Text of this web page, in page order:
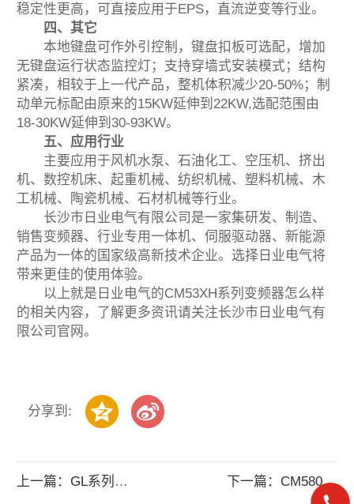
稳定性更高，可直接应用于EPS，直流逆变等行业。
四、其它
本地键盘可作外引控制，键盘扣板可选配，增加
无键盘运行状态监控灯；支持穿墙式安装模式；结构
紧凑，相较于上一代产品，整机体积减少20-50%；制
动单元标配由原来的15KW延伸到22KW,选配范围由
18-30KW延伸到30-93KW。
五、应用行业
主要应用于风机水泵、石油化工、空压机、挤出
机、数控机床、起重机械、纺织机械、塑料机械、木
工机械、陶瓷机械、石材机械等行业。
长沙市日业电气有限公司是一家集研发、制造、
销售变频器、行业专用一体机、伺服驱动器、新能源
产品为一体的国家级高新技术企业。选择日业电气将
带来更佳的使用体验。
以上就是日业电气的CM53XH系列变频器怎么样
的相关内容，了解更多资讯请关注长沙市日业电气有
限公司官网。
分享到:
上一篇：GL系列道闸控制器技术特点有哪些 下一篇：CM580高性能模块化磁通矢量控制变频器..